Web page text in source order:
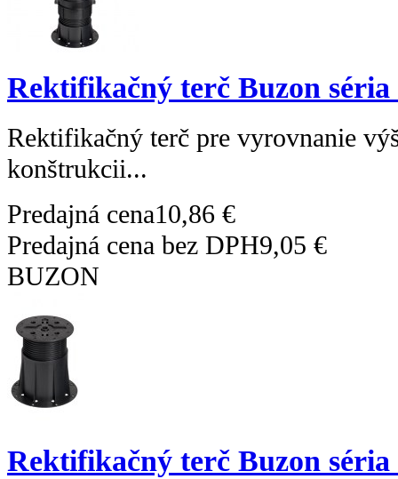
Rektifikačný terč Buzon séria
Rektifikačný terč pre vyrovnanie
konštrukcii...
Predajná cena10,86 €
Predajná cena bez DPH9,05 €
BUZON
Rektifikačný terč Buzon séria